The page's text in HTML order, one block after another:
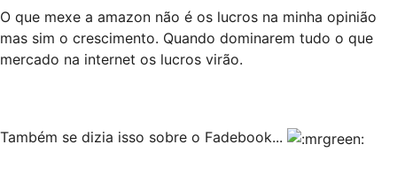
O que mexe a amazon não é os lucros na minha opinião
mas sim o crescimento. Quando dominarem tudo o que
mercado na internet os lucros virão.
Também se dizia isso sobre o Fadebook...